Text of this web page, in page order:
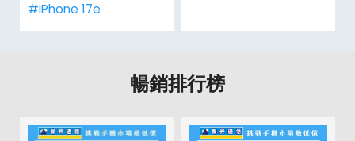
#iPhone 17e
暢銷排行榜